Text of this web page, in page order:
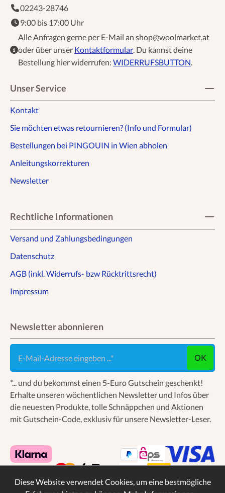
02243-28746
9:00 bis 17:00 Uhr
Alle Anfragen gerne per E-Mail an shop@woolmarket.at
oder über unser Kontaktformular. Du kannst deine
Bestellung hier widerrufen: WIDERRUFSBUTTON.
Unser Service
Kontakt
Sie möchten etwas retournieren? (Info und Formular)
Bestellungen bei PINGOUIN in Wien abholen
Anleitungskorrekturen
Newsletter
Rechtliche Informationen
Versand und Zahlungsbedingungen
Datenschutz
AGB (inkl. Widerrufs- bzw Rücktrittsrecht)
Impressum
Newsletter abonnieren
E-Mail-Adresse eingeben ...
OK
*... und du bekommst einen 5-Euro Gutschein geschenkt!
Erhalte unseren wöchentlichen Newsletter und Infos über
die neuesten Produkte, tolle Schnäppchen und Aktionen
mit Gutschein-Code, exklusiv für unsere Newsletter-Leser.
Diese Website verwendet Cookies, um eine bestmögliche